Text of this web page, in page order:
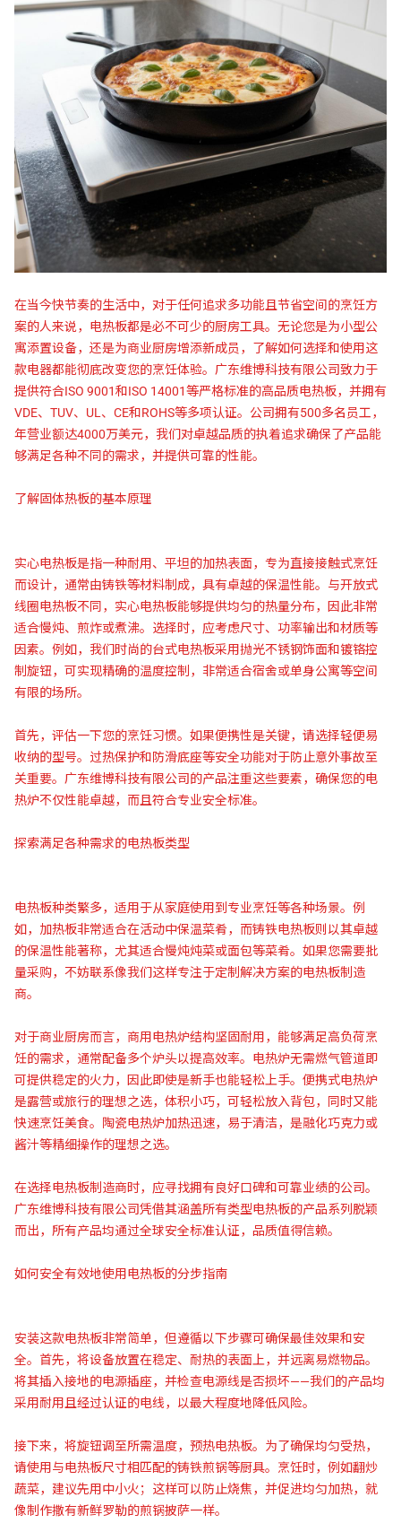
在当今快节奏的生活中，对于任何追求多功能且节省空间的烹饪方
案的人来说，电热板都是必不可少的厨房工具。无论您是为小型公
寓添置设备，还是为商业厨房增添新成员，了解如何选择和使用这
款电器都能彻底改变您的烹饪体验。广东维博科技有限公司致力于
提供符合ISO 9001和ISO 14001等严格标准的高品质电热板，并拥有
VDE、TUV、UL、CE和ROHS等多项认证。公司拥有500多名员工，
年营业额达4000万美元，我们对卓越品质的执着追求确保了产品能
够满足各种不同的需求，并提供可靠的性能。
了解固体热板的基本原理
实心电热板是指一种耐用、平坦的加热表面，专为直接接触式烹饪
而设计，通常由铸铁等材料制成，具有卓越的保温性能。与开放式
线圈电热板不同，实心电热板能够提供均匀的热量分布，因此非常
适合慢炖、煎炸或煮沸。选择时，应考虑尺寸、功率输出和材质等
因素。例如，我们时尚的台式电热板采用抛光不锈钢饰面和镀铬控
制旋钮，可实现精确的温度控制，非常适合宿舍或单身公寓等空间
有限的场所。
首先，评估一下您的烹饪习惯。如果便携性是关键，请选择轻便易
收纳的型号。过热保护和防滑底座等安全功能对于防止意外事故至
关重要。广东维博科技有限公司的产品注重这些要素，确保您的电
热炉不仅性能卓越，而且符合专业安全标准。
探索满足各种需求的电热板类型
电热板种类繁多，适用于从家庭使用到专业烹饪等各种场景。例
如，加热板非常适合在活动中保温菜肴，而铸铁电热板则以其卓越
的保温性能著称，尤其适合慢炖炖菜或面包等菜肴。如果您需要批
量采购，不妨联系像我们这样专注于定制解决方案的电热板制造
商。
对于商业厨房而言，商用电热炉结构坚固耐用，能够满足高负荷烹
饪的需求，通常配备多个炉头以提高效率。电热炉无需燃气管道即
可提供稳定的火力，因此即使是新手也能轻松上手。便携式电热炉
是露营或旅行的理想之选，体积小巧，可轻松放入背包，同时又能
快速烹饪美食。陶瓷电热炉加热迅速，易于清洁，是融化巧克力或
酱汁等精细操作的理想之选。
在选择电热板制造商时，应寻找拥有良好口碑和可靠业绩的公司。
广东维博科技有限公司凭借其涵盖所有类型电热板的产品系列脱颖
而出，所有产品均通过全球安全标准认证，品质值得信赖。
如何安全有效地使用电热板的分步指南
安装这款电热板非常简单，但遵循以下步骤可确保最佳效果和安
全。首先，将设备放置在稳定、耐热的表面上，并远离易燃物品。
将其插入接地的电源插座，并检查电源线是否损坏——我们的产品均
采用耐用且经过认证的电线，以最大程度地降低风险。
接下来，将旋钮调至所需温度，预热电热板。为了确保均匀受热，
请使用与电热板尺寸相匹配的铸铁煎锅等厨具。烹饪时，例如翻炒
蔬菜，建议先用中小火；这样可以防止烧焦，并促进均匀加热，就
像制作撒有新鲜罗勒的煎锅披萨一样。